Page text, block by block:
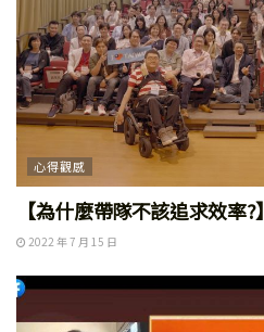
心得觀感
【為什麼帶隊不該追求效率?】
2022 年 7 月 15 日